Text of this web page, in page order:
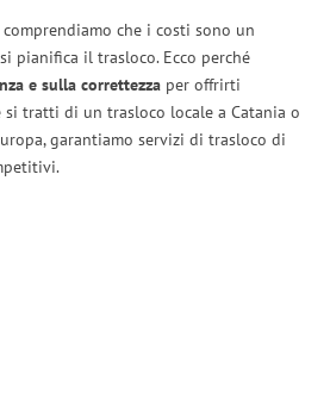
che i costi sono un
pianifica il trasloco. Ecco perché
e sulla correttezza per offrirti
si tratti di un trasloco locale a Catania o
garantiamo servizi di trasloco di